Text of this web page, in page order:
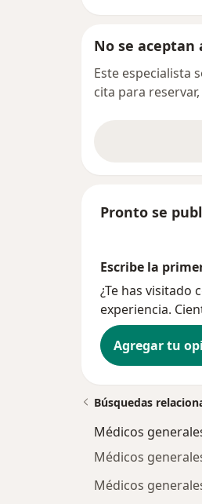
No se aceptan
Este especialista
cita para
Pronto se
Escribe la
¿Te has visitado
experiencia.
Agregar tu
Búsquedas
Médicos
Médicos
Médicos